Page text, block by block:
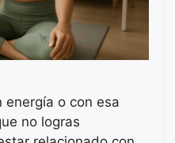
energía o con esa
no logras